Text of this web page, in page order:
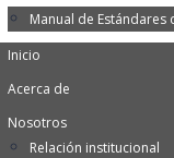
Manual de
Inicio
Acerca de
Nosotros
Relación institucional